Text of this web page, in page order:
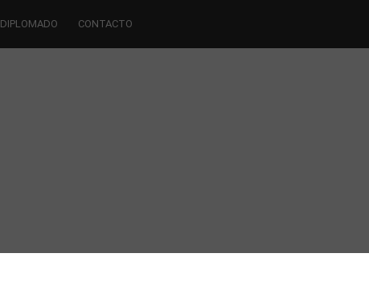
DIPLOMADO CONTACTO